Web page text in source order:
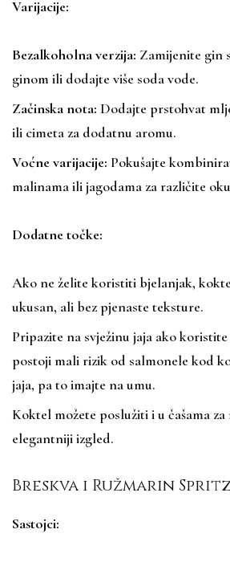
Varijacije:
Bezalkoholna verzija: Zamijenite gin
ginom ili dodajte više soda vode.
Začinska nota: Dodajte prstohvat
ili cimeta za dodatnu aromu.
Voćne varijacije: Pokušajte
malinama ili jagodama za različite
Dodatne točke:
Ako ne želite koristiti bjelanjak,
ukusan, ali bez pjenaste teksture.
Pripazite na svježinu jaja ako
postoji mali rizik od salmonele kod
jaja, pa to imajte na umu.
Koktel možete poslužiti i u čašama
elegantniji izgled.
Breskva i Ružmarin
Sastojci: